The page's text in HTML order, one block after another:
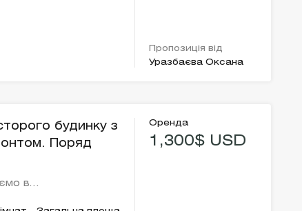
Пропозиція від
Уразбаєва Оксана
будинку з
Поряд
в…
Оренда
1,300$ USD